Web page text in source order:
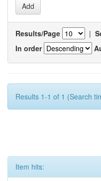
Results/Page |
In order
Results 1-1 of 1 (Search
Item hits: